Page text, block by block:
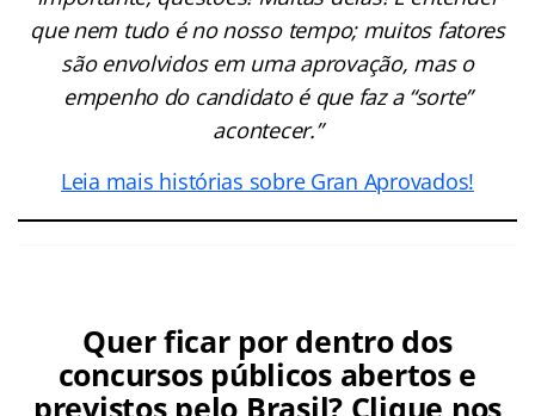
que nem tudo é no nosso tempo; muitos fatores
são envolvidos em uma aprovação, mas o
empenho do candidato é que faz a “sorte”
acontecer.”
Leia mais histórias sobre Gran Aprovados!
Quer ficar por dentro dos
concursos públicos abertos e
previstos pelo Brasil? Clique nos